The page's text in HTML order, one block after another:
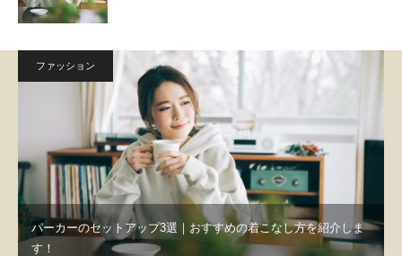
ファッション
パーカーのセットアップ3選｜おすすめの着こなし方を紹介しま
す！